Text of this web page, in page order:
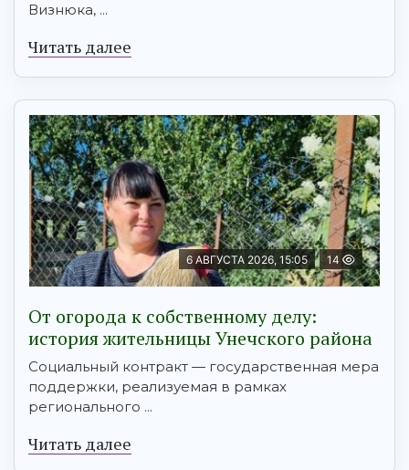
Визнюка, ...
Читать далее
6 АВГУСТА 2026, 15:05 14
От огорода к собственному делу:
история жительницы Унечского района
Социальный контракт — государственная мера
поддержки, реализуемая в рамках
регионального ...
Читать далее